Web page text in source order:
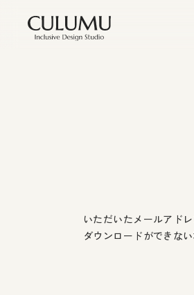
いただいたメールアド
ダウンロードができな